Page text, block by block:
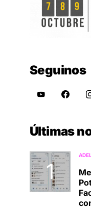
Seguinos
Últimas